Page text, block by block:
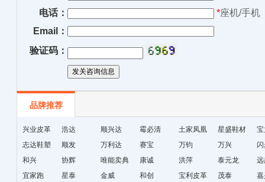
电话：
*座机/手机
Email：
验证码：
品牌推荐
兴业皮革 浩达 顺兴达 霉必清
土家凤凰
十字绣鞋
垫厂
星盛鞋材
志达鞋塑
顺发 万利达 赛宝 万钧 万兴
和兴
协辉 唯能卖典 康诚 洪萍 泰元龙
宜家跑
星泰 金威 和创 宝利皮革 茂泰